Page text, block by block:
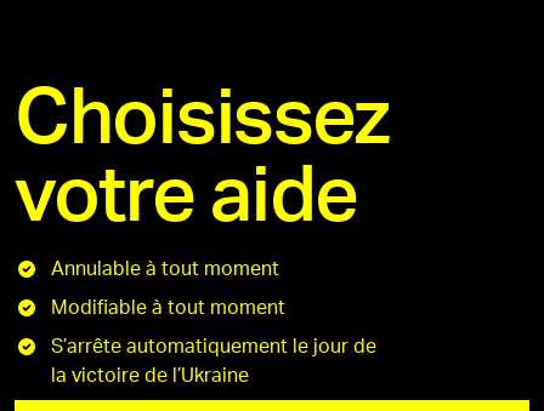
Choisissez
votre aide
Annulable à tout moment
Modifiable à tout moment
S’arrête automatiquement le jour de
la victoire de l’Ukraine